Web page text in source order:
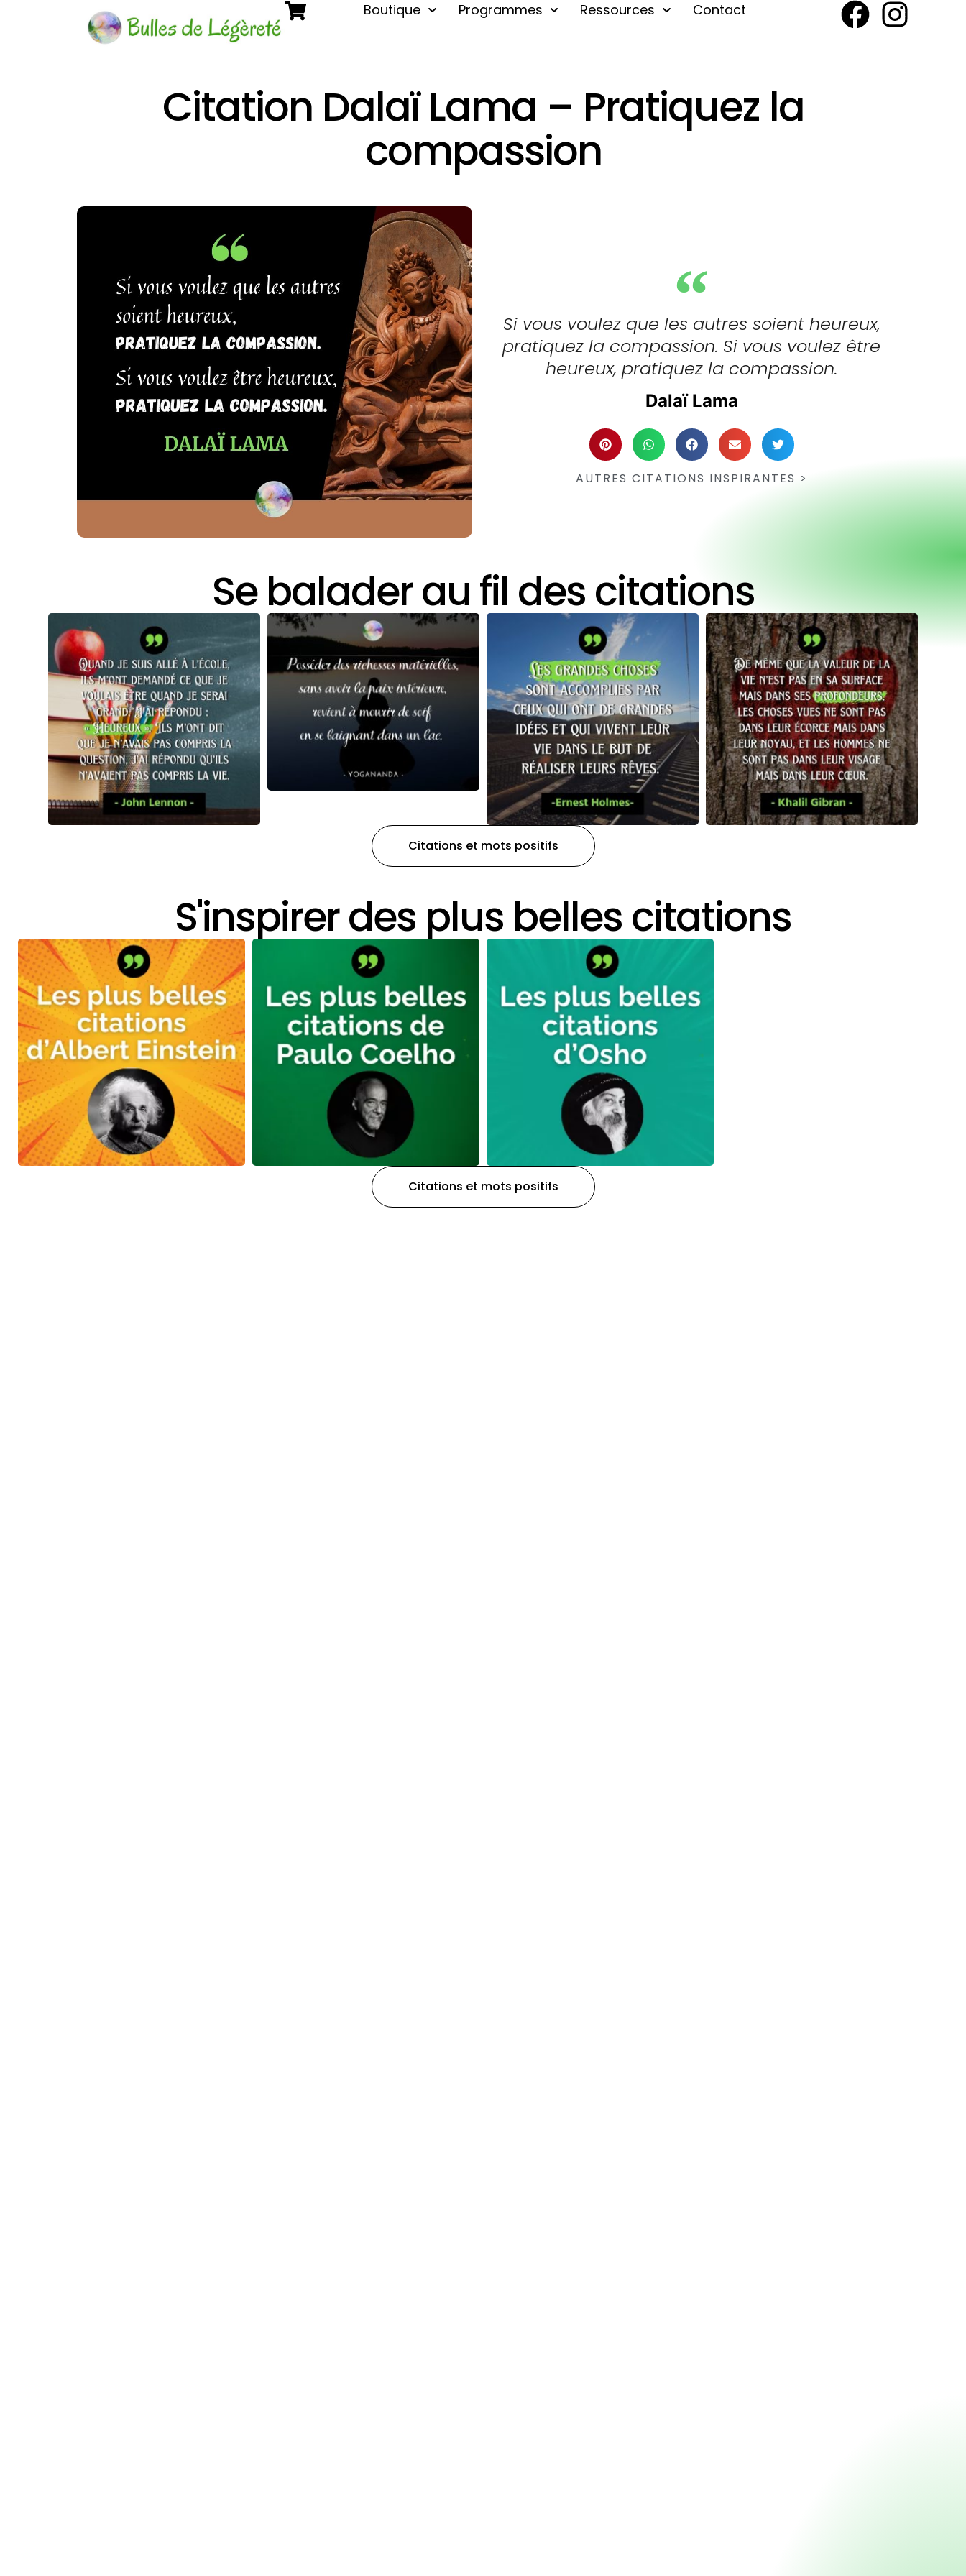
Boutique Programmes Ressources Contact
Citation Dalaï Lama – Pratiquez la
compassion
Si vous voulez que les autres soient heureux,
pratiquez la compassion. Si vous voulez être
heureux, pratiquez la compassion.
Dalaï Lama
AUTRES CITATIONS INSPIRANTES >
Se balader au fil des citations
Citations et mots positifs
S'inspirer des plus belles citations
Citations et mots positifs